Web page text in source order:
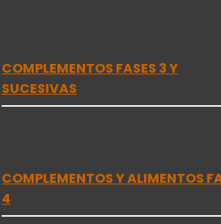
COMPLEMENTOS FASES 3 Y
SUCESIVAS
COMPLEMENTOS Y ALIMENTOS
4